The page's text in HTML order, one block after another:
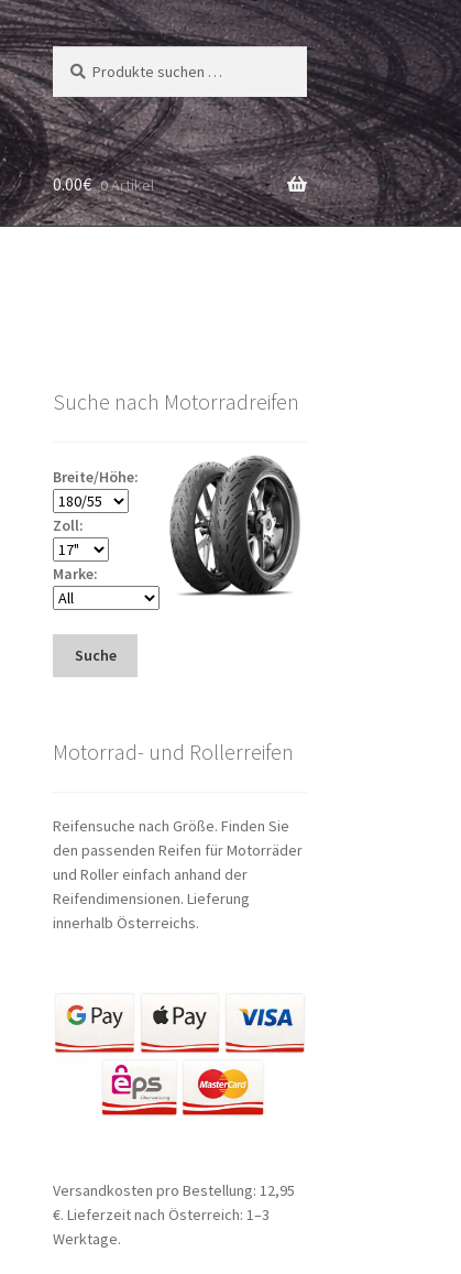
Suchen
nach:
Suchen
0.00€ 0 Artikel
Suche nach Motorradreifen
Breite/Höhe:
Zoll:
Marke:
Suche
Motorrad- und Rollerreifen
Reifensuche nach Größe. Finden Sie
den passenden Reifen für Motorräder
und Roller einfach anhand der
Reifendimensionen. Lieferung
innerhalb Österreichs.
Versandkosten pro Bestellung: 12,95
€. Lieferzeit nach Österreich: 1–3
Werktage.